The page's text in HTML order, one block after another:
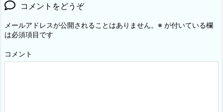
コメントをどうぞ
メールアドレスが公開されることはありません。 ※ が付いている欄
は必須項目です
コメント